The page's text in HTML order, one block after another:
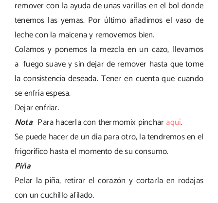
remover con la ayuda de unas varillas en el bol donde
tenemos las yemas. Por último añadimos el vaso de
leche con la maicena y removemos bien.
Colamos y ponemos la mezcla en un cazo, llevamos
a fuego suave y sin dejar de remover hasta que tome
la consistencia deseada. Tener en cuenta que cuando
se enfría espesa.
Dejar enfriar.
Nota: Para hacerla con thermomix pincharaquí.
Se puede hacer de un día para otro, la tendremos en el
frigorífico hasta el momento de su consumo.
Piña
Pelar la piña, retirar el corazón y cortarla en rodajas
con un cuchillo afilado.